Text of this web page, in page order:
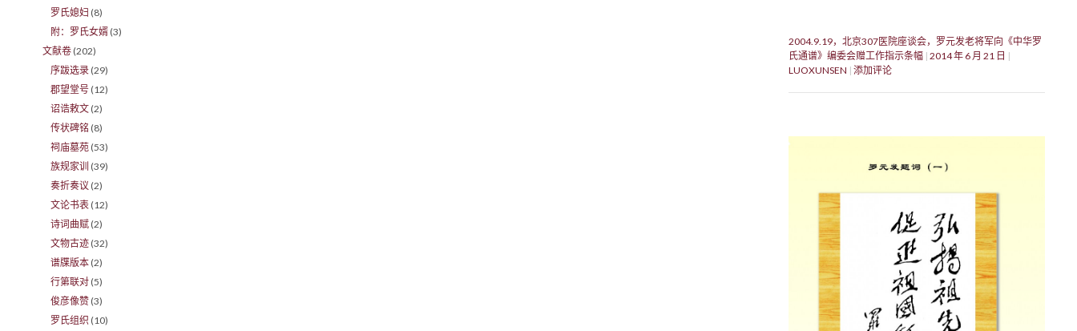
2004.9.19，北京307医院座谈会，罗元发老将军向《中华罗
氏通谱》编委会赠工作指示条幅 2014 年 6 月 21 日
LUOXUNSEN 添加评论
罗氏媳妇 (8)
附：罗氏女婿 (3)
文献卷 (202)
序跋选录 (29)
郡望堂号 (12)
诏诰敕文 (2)
传状碑铭 (8)
祠庙墓苑 (53)
族规家训 (39)
奏折奏议 (2)
文论书表 (12)
诗词曲赋 (2)
文物古迹 (32)
谱牒版本 (2)
行第联对 (5)
俊彦像赞 (3)
罗氏组织 (10)